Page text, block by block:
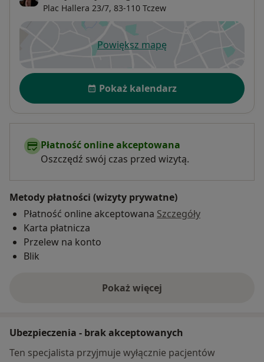
Plac Hallera 23/7, 83-110 Tczew
Powiększ mapęotwiera się w nowej karcie
Dostępność
Pokaż kalendarz
Płatność online akceptowana
Oszczędź swój czas przed wizytą.
Metody płatności (wizyty prywatne)
Płatność online akceptowana Szczegóły
Karta płatnicza
Przelew na konto
Blik
Pokaż więcej
o adresie
Ubezpieczenia - brak akceptowanych
Ten specjalista przyjmuje wyłącznie pacjentów